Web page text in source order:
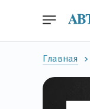
Главная